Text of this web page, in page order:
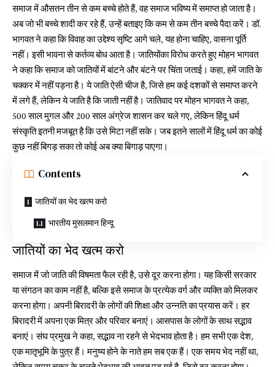
समाज में औसतन तीन से कम बच्चे होते हैं, वह समाज भविष्य में समाप्त हो जाता है।
अब जो भी बच्चे शादी कर रहे हैं, उन्हें बताइए कि कम से कम तीन बच्चे पैदा करें। डॉ.
भागवत ने कहा कि विवाह का उद्देश्य सृष्टि आगे चले, यह होना चाहिए, वासना पूर्ति
नहीं। इसी भावना से कर्तव्य बोध आता है। जातियोंका विरोध करते हुए मोहन भागवत
ने कहा कि समाज को जातियों में बांटने और बंटने पर चिंता जताई। कहा, हमें जाति के
चक्कर में नहीं पड़ना है। ये जाति ऐसी चीज है, जिसे हम कई दशकों से समाप्त करने
में लगे हैं, लेकिन ये जाति है कि जाती नहीं है। जातिवाद पर मोहन भागवत ने कहा,
500 साल मुगल और 200 साल अंग्रेज शासन कर चले गए, लेकिन हिंदू धर्म
संस्कृति इतनी मजबूत है कि उसे मिटा नहीं सके। जब इतने सालों में हिंदू धर्म का कोई
कुछ नहीं बिगड़ सका तो कोई अब क्या बिगाड़ पाएगा।
Contents
जातियों का भेद खत्म करो
भारतीय मुसलमान हिन्दू
जातियों का भेद खत्म करो
समाज में जो जाति की विषमता फैल रही है, उसे दूर करना होगा। यह किसी सरकार
या संगठन का काम नहीं है, बल्कि इसे समाज के प्रत्येक वर्ग और व्यक्ति को मिलकर
करना होगा। अपनी बिरादरी के लोगों की शिक्षा और उन्नति का प्रयास करें। हर
बिरादरी में अपना एक मित्र और परिवार बनाएं। आसपास के लोगों के साथ सद्भाव
बनाएं। संघ प्रमुख ने कहा, सद्भाव ना रहने से भेदभाव होता है। हम सभी एक देश,
एक मातृभूमि के पुत्र हैं। मनुष्य होने के नाते हम सब एक हैं। एक समय भेद नहीं था,